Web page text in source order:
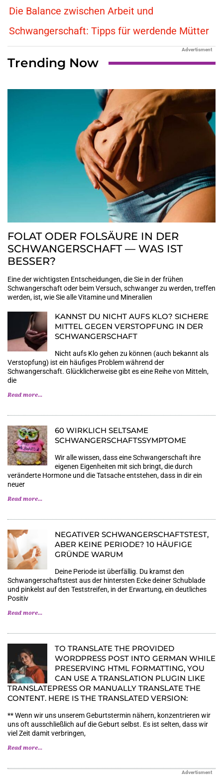
Die Balance zwischen Arbeit und
Schwangerschaft: Tipps für werdende Mütter
Advertisment
Trending Now
FOLAT ODER FOLSÄURE IN DER
SCHWANGERSCHAFT — WAS IST
BESSER?
Eine der wichtigsten Entscheidungen, die Sie in der frühen
Schwangerschaft oder beim Versuch, schwanger zu werden, treffen
werden, ist, wie Sie alle Vitamine und Mineralien
KANNST DU NICHT AUFS KLO? SICHERE
MITTEL GEGEN VERSTOPFUNG IN DER
SCHWANGERSCHAFT
Nicht aufs Klo gehen zu können (auch bekannt als
Verstopfung) ist ein häufiges Problem während der
Schwangerschaft. Glücklicherweise gibt es eine Reihe von Mitteln,
die
Read more...
60 WIRKLICH SELTSAME
SCHWANGERSCHAFTSSYMPTOME
Wir alle wissen, dass eine Schwangerschaft ihre
eigenen Eigenheiten mit sich bringt, die durch
veränderte Hormone und die Tatsache entstehen, dass in dir ein
neuer
Read more...
NEGATIVER SCHWANGERSCHAFTSTEST,
ABER KEINE PERIODE? 10 HÄUFIGE
GRÜNDE WARUM
Deine Periode ist überfällig. Du kramst den
Schwangerschaftstest aus der hintersten Ecke deiner Schublade
und pinkelst auf den Teststreifen, in der Erwartung, ein deutliches
Positiv
Read more...
TO TRANSLATE THE PROVIDED
WORDPRESS POST INTO GERMAN WHILE
PRESERVING HTML FORMATTING, YOU
CAN USE A TRANSLATION PLUGIN LIKE
TRANSLATEPRESS OR MANUALLY TRANSLATE THE
CONTENT. HERE IS THE TRANSLATED VERSION:
** Wenn wir uns unserem Geburtstermin nähern, konzentrieren wir
uns oft ausschließlich auf die Geburt selbst. Es ist selten, dass wir
viel Zeit damit verbringen,
Read more...
Advertisment